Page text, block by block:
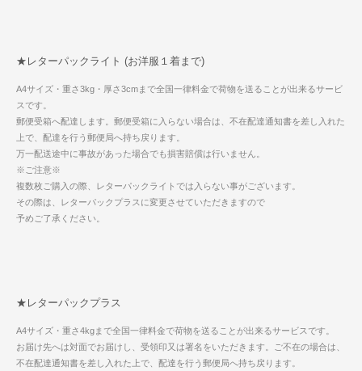
★レターパックライト (お洋服１着まで)
A4サイズ・重さ3kg・厚さ3cmまで全国一律料金で荷物を送ることが出来るサービ
スです。
郵便受箱へ配達します。郵便受箱に入らない場合は、不在配達通知書を差し入れた
上で、配達を行う郵便局へ持ち戻ります。
万一配送途中に事故があった場合でも損害賠償は行いません。
※ご注意※
複数枚ご購入の際、レターパックライトでは入らない事がございます。
その際は、レターパックプラスに変更させていただきますので
予めご了承ください。
★レターパックプラス
A4サイズ・重さ4kgまで全国一律料金で荷物を送ることが出来るサービスです。
お届け先へは対面でお届けし、受領印又は署名をいただきます。ご不在の場合は、
不在配達通知書を差し入れた上で、配達を行う郵便局へ持ち戻ります。